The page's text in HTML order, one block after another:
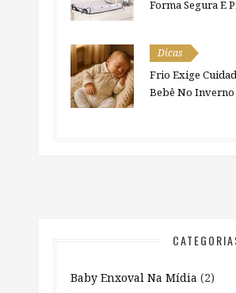
Forma Segura E
Dicas
Frio Exige
Bebê No Inverno
Baby Enxoval Na Mídia (2)